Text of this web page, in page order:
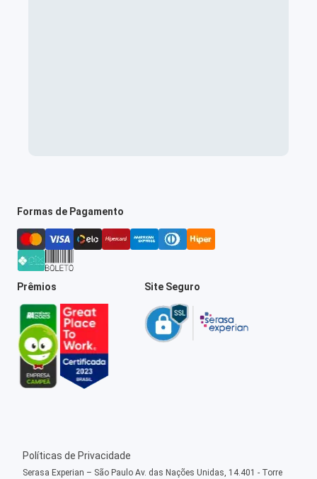
Formas de Pagamento
Prêmios Site Seguro
Políticas de Privacidade
Serasa Experian – São Paulo Av. das Nações Unidas, 14.401 - Torre